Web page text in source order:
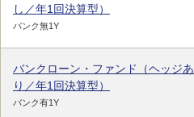
し／年1回決算型）
バンク無1Y
バンクローン・ファンド（ヘッジあ
り／年1回決算型）
バンク有1Y